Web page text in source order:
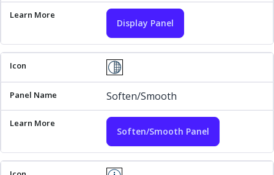
Display Panel
Soften/Smooth
Soften/Smooth Panel